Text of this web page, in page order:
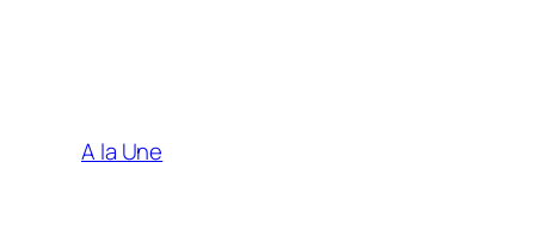
A la Une